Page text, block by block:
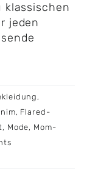
klassischen
jeden
,
, Flared-
, Mode, Mom-